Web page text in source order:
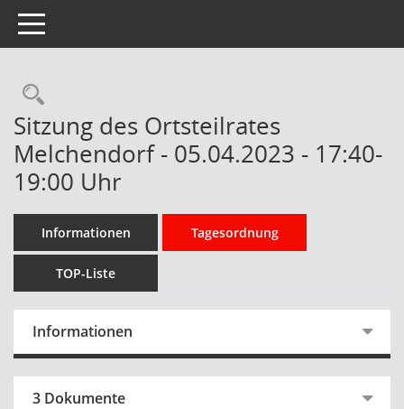
Toggle navigation
Rechercheauswahl
Sitzung des Ortsteilrates
Melchendorf - 05.04.2023 - 17:40-
19:00 Uhr
Informationen Tagesordnung
TOP-Liste
Informationen
3 Dokumente